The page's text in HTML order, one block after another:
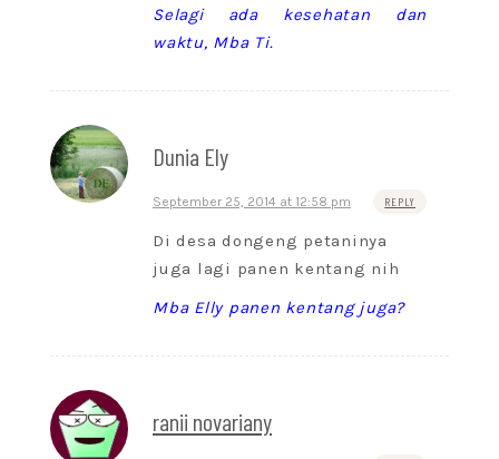
Selagi ada kesehatan dan
waktu, Mba Ti.
Dunia Ely
September 25, 2014 at 12:58 pm REPLY
Di desa dongeng petaninya
juga lagi panen kentang nih
Mba Elly panen kentang juga?
ranii novariany